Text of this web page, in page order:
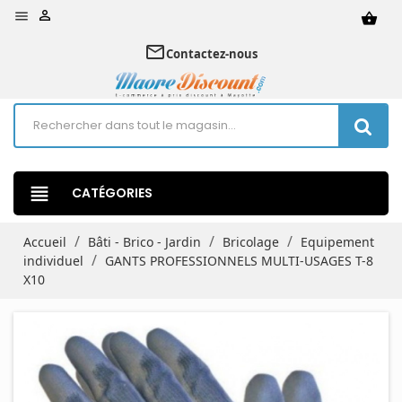
 shopping_basket

mail_outlineContactez-nous
view_headline CATÉGORIES
Accueil Bâti - Brico - Jardin Bricolage
Equipement
individuel
GANTS PROFESSIONNELS MULTI-USAGES T-8
X10